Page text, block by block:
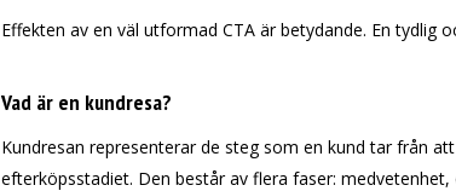
Effekten av en väl utformad CTA är betydande. En tydlig
Vad är en kundresa?
Kundresan representerar de steg som en kund tar från
efterköpsstadiet. Den består av flera faser: